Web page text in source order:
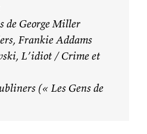
de George Miller
Frankie Addams
L’idiot / Crime et
(« Les Gens de